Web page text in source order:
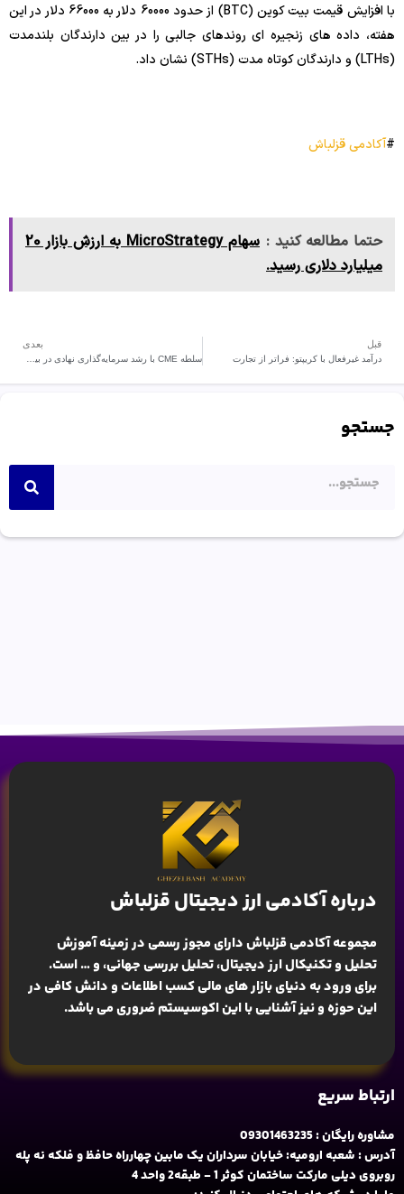
با افزایش قیمت بیت کوین (BTC) از حدود 60000 دلار به 66000 دلار در این
هفته، داده های زنجیره ای روندهای جالبی را در بین دارندگان بلندمدت
(LTHs) و دارندگان کوتاه مدت (STHs) نشان داد.
#آکادمی قزلباش
حتما مطالعه کنید :
سهام MicroStrategy به ارزش بازار 20
میلیارد دلاری رسید.
قبل
درآمد غیرفعال با کریپتو: فراتر از تجارت
بعدی
جستجو
درباره آکادمی ارز دیجیتال قزلباش
مجموعه آکادمی قزلباش دارای مجوز رسمی در زمینهآموزش
تحلیل و تکنیکال ارز دیجیتال، تحلیل بررسی جهانی، و … است.
برای ورود به دنیای بازار های مالی کسب اطلاعات و دانش کافی در
این حوزه و نیز آشنایی با این اکوسیستم ضروری می باشد.
ارتباط سریع
مشاوره رایگان : 09301463235
آدرس : شعبه ارومیه: خیابان سرداران یک مابین چهارراه حافظ و فلکه نه پله
روبروی دیلی مارکت ساختمان کوثر 1 - طبقه2 واحد 4